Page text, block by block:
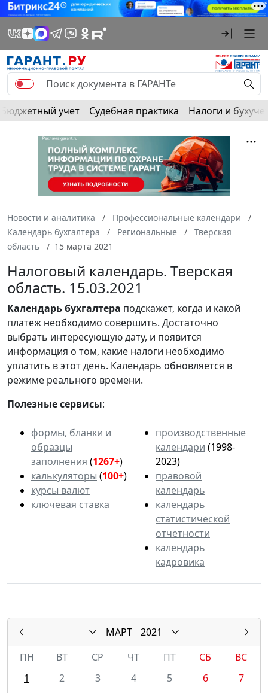
Бюджетный учет Судебная практика Налоги и
Новости и аналитика
Профессиональные календари
Календарь бухгалтера
Региональные
Тверская
область
15 марта 2021
Налоговый календарь. Тверская
область. 15.03.2021
Календарьбухгалтера подскажет, когда и какой
платеж необходимо совершить. Достаточно
выбрать интересующую дату, и появится
информация о том, какие налоги необходимо
уплатить в этот день. Календарь обновляется в
режиме реального времени.
Полезные сервисы:
формы, бланки и
образцы
заполнения (1267+)
калькуляторы (100+)
курсы валют
ключевая ставка
производственные
календари (1998-
2023)
правовой
календарь
календарь
статистической
отчетности
календарь
кадровика
МАРТ
2021
ПН
ВТ СР ЧТ ПТ СБ
ВС
1
2 3 4 5 6
7